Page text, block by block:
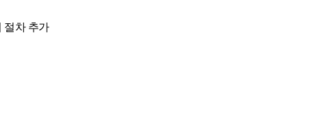
절차 추가